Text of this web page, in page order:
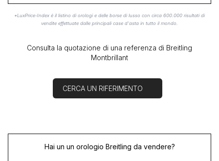
*LuxPrice-Index è il listino di orologi e delle borse di lusso con circa 600.000 risultati di
vendite effettuate dalle principali case d'asta in tutto il mondo.
Consulta la quotazione di una referenza di Breitling
Montbrillant
CERCA UN RIFERIMENTO
Hai un un orologio Breitling da vendere?